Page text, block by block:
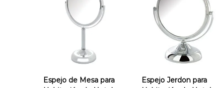
Espejo de Mesa para
Espejo Jerdon para